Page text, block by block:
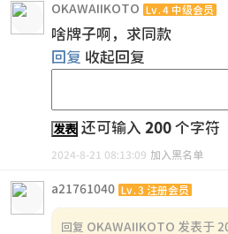
OKAWAIIKOTO Lv.4 中级会员
啥牌子啊，求同款
回复 收起回复
发表 还可输入 200 个字符
2024-8-21 08:13:09 加入黑名单
a21761040 Lv.3 注册会员
回复 OKAWAIIKOTO 发表于